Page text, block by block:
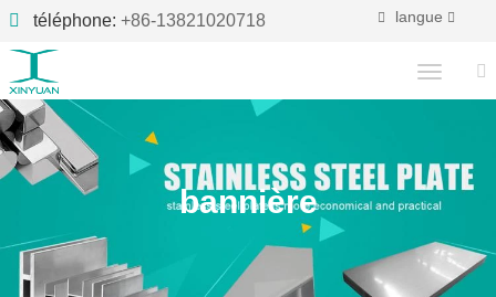
téléphone: +86-13821020718 langue
bannière